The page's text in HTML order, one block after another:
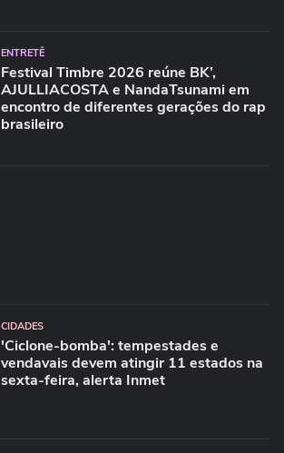
ENTRETÊ
Festival Timbre 2026 reúne BK’,
AJULLIACOSTA e NandaTsunami em
encontro de diferentes gerações do rap
brasileiro
CIDADES
'Ciclone-bomba': tempestades e
vendavais devem atingir 11 estados na
sexta-feira, alerta Inmet